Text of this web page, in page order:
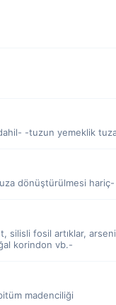
dahil- -tuzun yemeklik
dönüştürülmesi hariç-
silisli fosil artıklar,
korindon vb.-
madenciliği